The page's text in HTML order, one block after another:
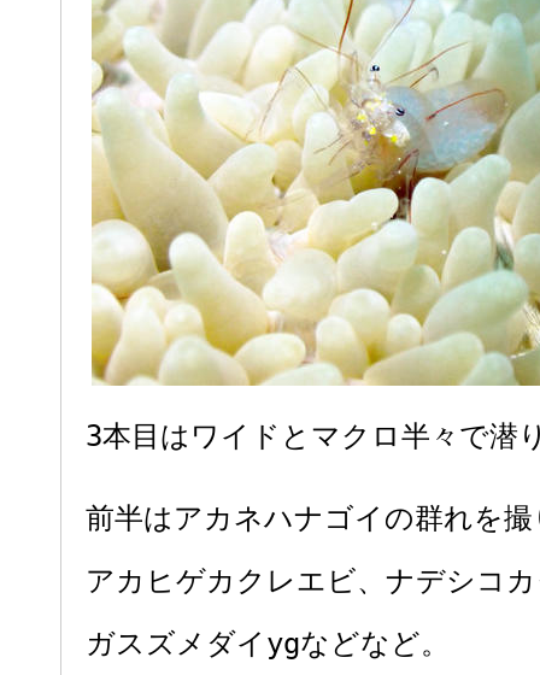
3本目はワイドとマクロ半々で潜
前半はアカネハナゴイの群れを
アカヒゲカクレエビ、ナデシコ
ガスズメダイygなどなど。